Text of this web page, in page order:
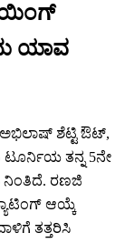
ಯಾವ
ಶೆಟ್ಟಿ ಔಟ್,
ತನ್ನ 5ನೇ
ನಿಂತಿದೆ. ರಣಜಿ
ಆಯ್ಕೆ
ತತ್ತರಿಸಿ